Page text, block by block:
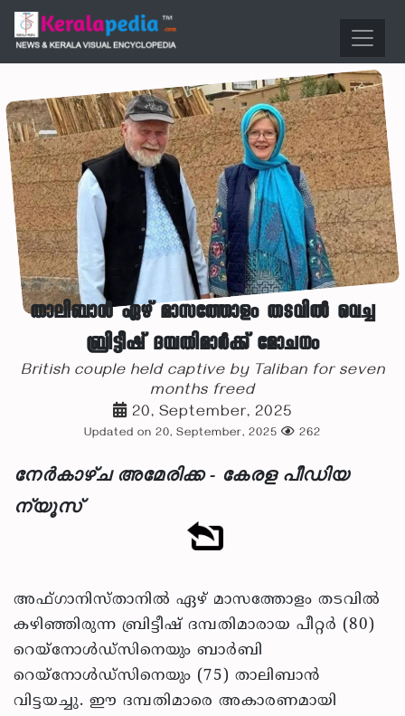
താലിബാൻ ഏഴ് മാസത്തോളം തടവിൽ വെച്ച
ബ്രിട്ടീഷ് ദമ്പതിമാർക്ക് മോചനം
British couple held captive by Taliban for seven
months freed
20, September, 2025
Updated on 20, September, 2025 262
നേർകാഴ്ച അമേരിക്ക - കേരള പീഡിയ
ന്യൂസ്
അഫ്ഗാനിസ്താനിൽ ഏഴ് മാസത്തോളം തടവിൽ
കഴിഞ്ഞിരുന്ന ബ്രിട്ടീഷ് ദമ്പതിമാരായ പീറ്റർ (80)
റെയ്‌നോൾഡ്‌സിനെയും ബാർബി
റെയ്‌നോൾഡ്‌സിനെയും (75) താലിബാൻ
വിട്ടയച്ചു. ഈ ദമ്പതിമാരെ അകാരണമായി